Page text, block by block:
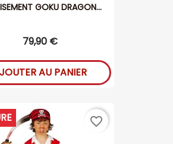
GOKU DRAGON...
79,90 €
AU PANIER
favorite_border